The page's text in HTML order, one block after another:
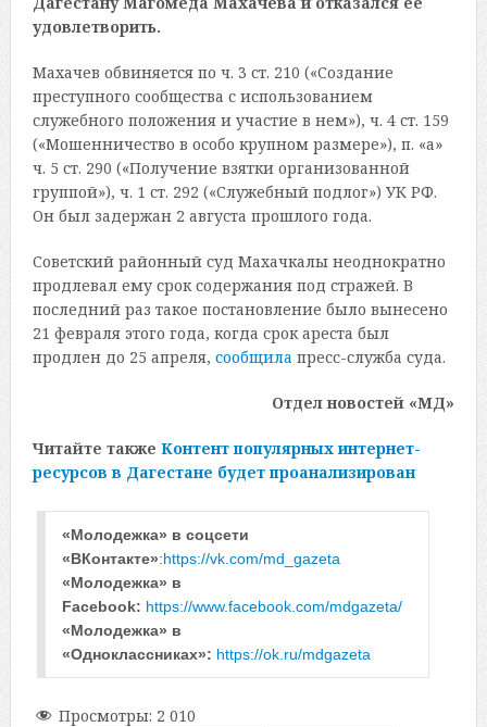
удовлетворить.
Махачев обвиняется по ч. 3 ст. 210 («Создание
преступного сообщества с использованием
служебного положения и участие в нем»), ч. 4 ст. 159
(«Мошенничество в особо крупном размере»), п. «а»
ч. 5 ст. 290 («Получение взятки организованной
группой»), ч. 1 ст. 292 («Служебный подлог») УК РФ.
Он был задержан 2 августа прошлого года.
Советский районный суд Махачкалы неоднократно
продлевал ему срок содержания под стражей. В
последний раз такое постановление было вынесено
21 февраля этого года, когда срок ареста был
продлен до 25 апреля, сообщила пресс-служба суда.
Отдел новостей «МД»
Читайте также Контент популярных интернет-
ресурсов в Дагестане будет проанализирован
«Молодежка» в соцсети
«ВКонтакте»:https://vk.com/md_gazeta
«Молодежка» в
Facebook: https://www.facebook.com/mdgazeta/
«Молодежка» в
«Одноклассниках»: https://ok.ru/mdgazeta
Просмотры: 2 010